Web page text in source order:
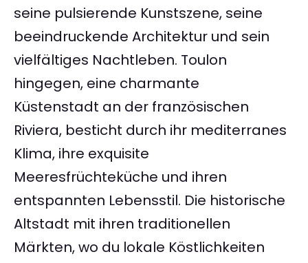
seine pulsierende Kunstszene, seine
beeindruckende Architektur und sein
vielfältiges Nachtleben. Toulon
hingegen, eine charmante
Küstenstadt an der französischen
Riviera, besticht durch ihr mediterranes
Klima, ihre exquisite
Meeresfrüchteküche und ihren
entspannten Lebensstil. Die historische
Altstadt mit ihren traditionellen
Märkten, wo du lokale Köstlichkeiten